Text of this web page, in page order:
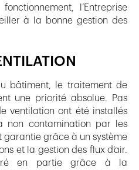
l’Entreprise
à la bonne gestion des
bâtiment, le traitement de
une priorité absolue. Pas
ventilation ont été installés
non contamination par les
garantie grâce à un système
et la gestion des flux d’air.
en partie grâce à la